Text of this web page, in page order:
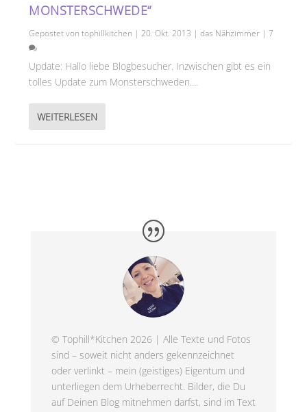
MONSTERSCHWEDE“
Gepostet vontophillkitchen |20. Okt. 2013 |das Nähzimmer |7
Update: Hallo liebe Blogbesucher. Inzwischen gibt es ein
tolles Update zum Monsterschweden....
WEITERLESEN
© Tophill*Kitchen 2026 | Alle Texte und Fotos
sind – soweit nicht anders gekennzeichnet
oder verlinkt – mein (geistiges) Eigentum und
unterliegen dem Urheberrecht. Bilder, die Du
auf Deinen Blog mitnehmen darfst, sind im Text